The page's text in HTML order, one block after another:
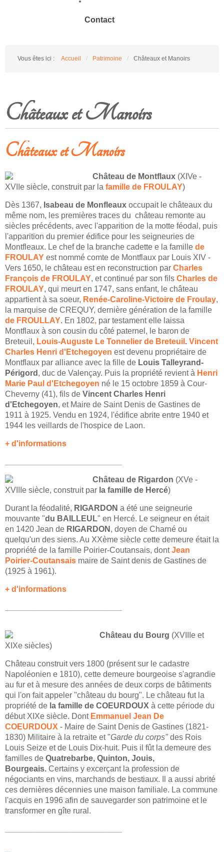
Contact
Vous êtes ici : Accueil / Patrimoine / Châteaux et Manoirs
Châteaux et Manoirs
Châteaux et Manoirs
Château de Montflaux (XIVe -
XVIIe siècle, construit par la famille de FROULAY)
Dès 1367, Isabeau de Monfleaux occupait le châteaux du
même nom, les premières traces du château remonte au
siècles précédents, avec l'apparition de la motte féodal, puis
l'apparition du premier édifice pour les seigneuries de
Montfleaux. Le chef de la branche cadette e la famille de
FROULAY est nommé comte de Montflaux par Louis XIV -
Vers 1650, le château est en reconstruction par Charles
François de FROULAY, et continué par son fils Charles de
FROULAY, qui meurt en 1747, sans enfant, le château
appartient à sa soeur, Renée-Caroline-Victoire de Froulay,
la marquise de CREQUY, dernière génération de la famille
de FROULLAY. En 1802, par testament elle laissa
Montflaux à son cousin du côté paternel, le baron de
Breteuil, Louis-Auguste Le Tonnelier de Breteuil . Vincent
Charles Henri d'Etchegoyen est devenu propriétaire de
Montflaux par alliance avec la fille de Louis Talleyrand-
Périgord , duc de Valençay. Puis la propriété revient à Henri
Marie Paul d'Etchegoyen né le 15 octobre 1859 à Cour-
Cheverny (41), fils de Vincent Charles Henri
d'Etchegoyen, et Maire de Saint Denis de Gastines de
1911 à 1925. Vendu en 1924, l'édifice abrite entre 1940 et
1944 les veillards de l'hospice de Laon.
+ d'informations
Château de Rigardon (XVe -
XVIIIe siècle, construit par la famille de Hercé)
Durant la féodalité, RIGARDON a été une seigneurie
mouvante "du BAILLEUL" en Hercé. Le seigneur en était
en 1420 Jean de RIGARDON , doyen de Charné ou
quelqu'un des siens. Au XXème siècle cette demeure était la
propriété de la famille Poirier-Coutansais, dontJean
Poirier-Coutansais maire de Saint denis de Gastines de
(1925 à 1961).
+ d'informations
Château du Bourg (XVIIIe et
XIXe siècles)
Château construit vers 1800 (présent sur le cadastre
Napoléonien e 1810), cette demeure bourgeoise s'agrandie
au fur et à mesure des années de deux corps de bâtiments
qui l'on fait appeler "château du bourg". Le château fut la
propriété de la famille de COEURDOUX à cette période du
début XIXe siècle. Dont Emmanuel Jean De
COEURDOUX - Maire de Saint Denis de Gastines (1821-
1830) Militaire à la retraite et "Garde du corps" des Rois
Louis Seize et de Louis Dix-huit. Puis il fût la demeure des
familles de Quatrebarbe, Quinton, Jouis,
Bourgeais. Certains y excerçant la profession de
négociants en vins, marchands de bestiaux. Il a aussi abrité
ces dernières décennies une maison familiale. La commune
l'acquis en 1996 afin de sauvegarder son patrimoine et le
transformer en gîte rural.